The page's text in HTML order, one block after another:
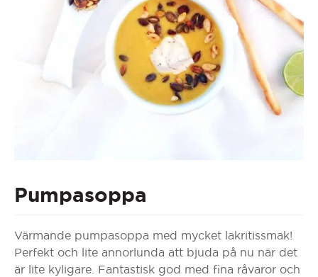
Pumpasoppa
Värmande pumpasoppa med mycket lakritissmak!
Perfekt och lite annorlunda att bjuda på nu när det
är lite kyligare. Fantastisk god med fina råvaror och